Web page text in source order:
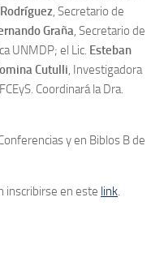
, Secretario de
Graña, Secretario de
UNMDP; el Lic. Esteban
Cutulli, Investigadora
Coordinará la Dra.
y en Biblos B de
inscribirse en este link.